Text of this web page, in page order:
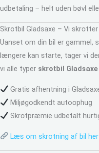
udbetaling – helt uden bøvl
Skrotbil Gladsaxe – Vi
Uanset om din bil er gammel,
længere kan starte, tager vi
vi alle typer skrotbil Gladsaxe
Gratis afhentning i
Miljøgodkendt autoophug
Skrotpræmie udbetalt
Læs om skrotning af bil her